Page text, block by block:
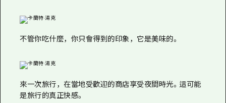
不管你吃什麼，你只會得到的印象，它是美味的。
來一次旅行，在當地受歡迎的商店享受夜間時光。這可能
是旅行的真正快感。